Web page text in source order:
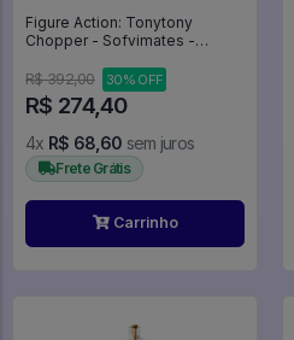
Figure Action: Tonytony
Chopper - Sofvimates -
R$ 392,00
30% OFF
R$ 274,40
4x R$ 68,60 sem juros
Frete Grátis
Carrinho